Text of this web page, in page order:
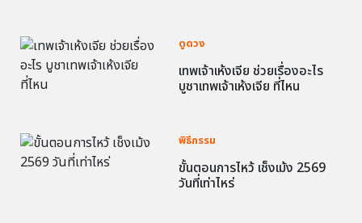
ดูดวง
เทพเจ้าเห้งเจีย ช่วยเรื่องอะไร
บูชาเทพเจ้าเห้งเจีย ที่ไหน
พิธีกรรม
ขั้นตอนการไหว้ เช็งเม้ง 2569
วันที่เท่าไหร่